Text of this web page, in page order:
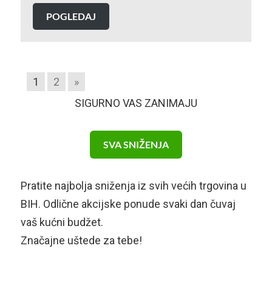
POGLEDAJ
1 2
»
SIGURNO VAS ZANIMAJU
SVA SNIŽENJA
Pratite najbolja sniženja iz svih većih trgovina u
BIH. Odlične akcijske ponude svaki dan čuvaj
vaš kućni budžet.
Značajne uštede za tebe!